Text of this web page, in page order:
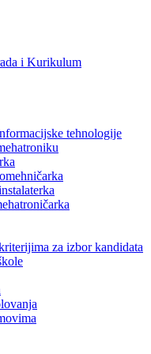
i Kurikulum
tehnologije
za izbor kandidata